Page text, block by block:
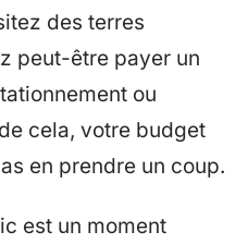
des terres
peut-être payer un
ou
cela, votre budget
en prendre un coup.
est un moment